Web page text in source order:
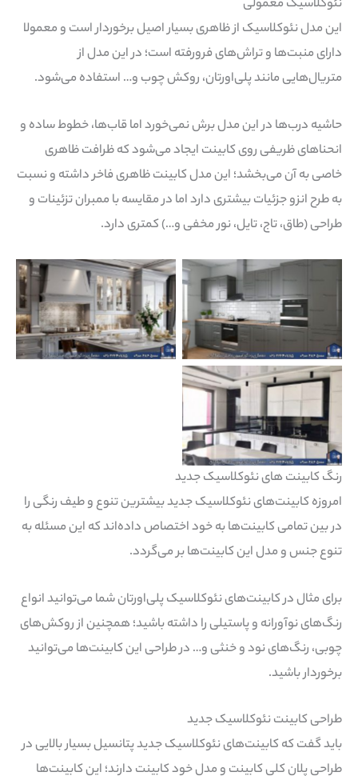
نئوکلاسیک معمولی
این مدل نئوکلاسیک از ظاهری بسیار اصیل برخوردار است و معمولا
دارای منبت‌ها و تراش‌های فرورفته است؛ در این مدل از
متریال‌هایی مانند پلی‌اورتان، روکش چوب و… استفاده می‌شود.
حاشیه درب‌ها در این مدل برش نمی‌خورد اما قاب‌ها، خطوط ساده و
انحناهای ظریفی روی کابینت ایجاد می‌شود که ظرافت ظاهری
خاصی به آن می‌بخشد؛ این مدل کابینت ظاهری فاخر داشته و نسبت
به طرح انزو جزئیات بیشتری دارد اما در مقایسه با ممبران تزئینات و
طراحی (طاق، تاج، تایل، نور مخفی و…) کمتری دارد.
Nimarchy.com – کابینت
پلی اورتان طوسی
Nimarchy.com – کابینت
نئوکلاسیک جدید
Nimarchy.com – کابینت
نئوکلاسیک جدید
رنگ کابینت‌ های نئوکلاسیک جدید
امروزه کابینت‌های نئوکلاسیک جدید بیشترین تنوع و طیف رنگی را
در بین تمامی کابینت‌ها به خود اختصاص داده‌اند که این مسئله به
تنوع جنس و مدل این کابینت‌ها بر می‌گردد.
برای مثال در کابینت‌های نئوکلاسیک پلی‌اورتان شما می‌توانید انواع
رنگ‌های نوآورانه و پاستیلی را داشته باشید؛ همچنین از روکش‌های
چوبی، رنگ‌های نود و خنثی و… در طراحی این کابینت‌ها می‌توانید
برخوردار باشید.
طراحی کابینت نئوکلاسیک جدید
باید گفت که کابینت‌های نئوکلاسیک جدید پتانسیل بسیار بالایی در
طراحی پلان کلی کابینت و مدل خود کابینت دارند؛ این کابینت‌ها